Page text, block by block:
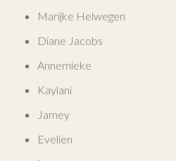
Marijke Helwegen
Diane Jacobs
Annemieke
Kaylani
Jamey
Evelien